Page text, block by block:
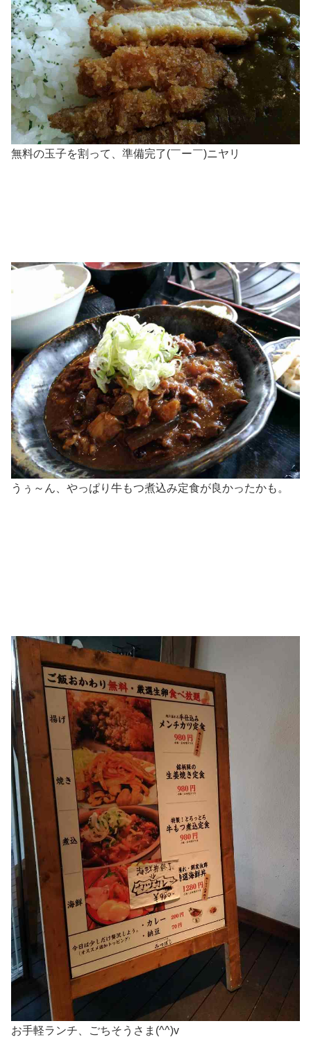
無料の玉子を割って、準備完了(￣ー￣)ニヤリ
うぅ～ん、やっぱり牛もつ煮込み定食が良かったかも。
お手軽ランチ、ごちそうさま(^^)v